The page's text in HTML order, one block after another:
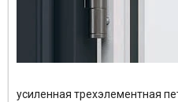
усиленная трехэлементная